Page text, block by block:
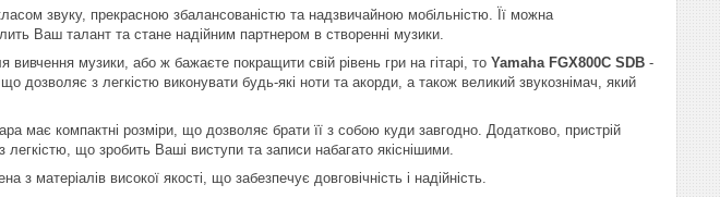
звуку, прекрасною збалансованістю та надзвичайною мобільністю. Її можна
Ваш талант та стане надійним партнером в створенні музики.
музики, або ж бажаєте покращити свій рівень гри на гітарі, то Yamaha FGX800C SDB -
з легкістю виконувати будь-які ноти та акорди, а також великий звукознімач, який
має компактні розміри, що дозволяє брати її з собою куди завгодно. Додатково, пристрій
легкістю, що зробить Ваші виступи та записи набагато якіснішими.
з матеріалів високої якості, що забезпечує довговічність і надійність.